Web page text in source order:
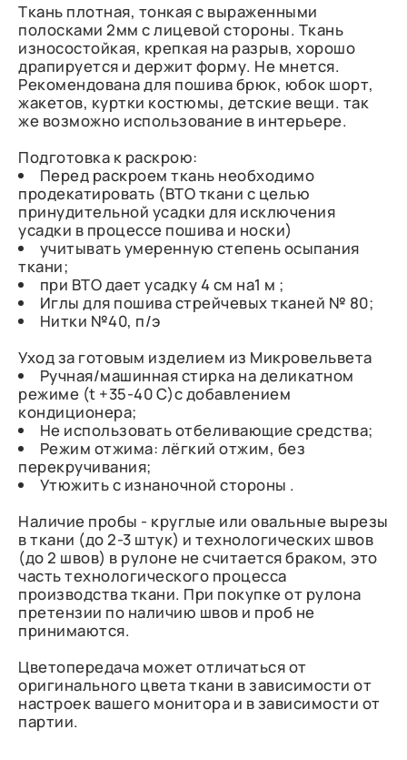
Ткань плотная, тонкая с выраженными
полосками 2мм с лицевой стороны. Ткань
износостойкая, крепкая на разрыв, хорошо
драпируется и держит форму. Не мнется.
Рекомендована для пошива брюк, юбок шорт,
жакетов, куртки костюмы, детские вещи. так
же возможно использование в интерьере.
Подготовка к раскрою:
Перед раскроем ткань необходимо
продекатировать (ВТО ткани с целью
принудительной усадки для исключения
усадки в процессе пошива и носки)
учитывать умеренную степень осыпания
ткани;
при ВТО дает усадку 4 см на1 м ;
Иглы для пошива стрейчевых тканей № 80;
Нитки №40, п/э
Уход за готовым изделием из Микровельвета
Ручная/машинная стирка на деликатном
режиме (t +35-40 C)с добавлением
кондиционера;
Не использовать отбеливающие средства;
Режим отжима: лёгкий отжим, без
перекручивания;
Утюжить с изнаночной стороны .
Наличие пробы - круглые или овальные вырезы
в ткани (до 2-3 штук) и технологических швов
(до 2 швов) в рулоне не считается браком, это
часть технологического процесса
производства ткани. При покупке от рулона
претензии по наличию швов и проб не
принимаются.
Цветопередача может отличаться от
оригинального цвета ткани в зависимости от
настроек вашего монитора и в зависимости от
партии.